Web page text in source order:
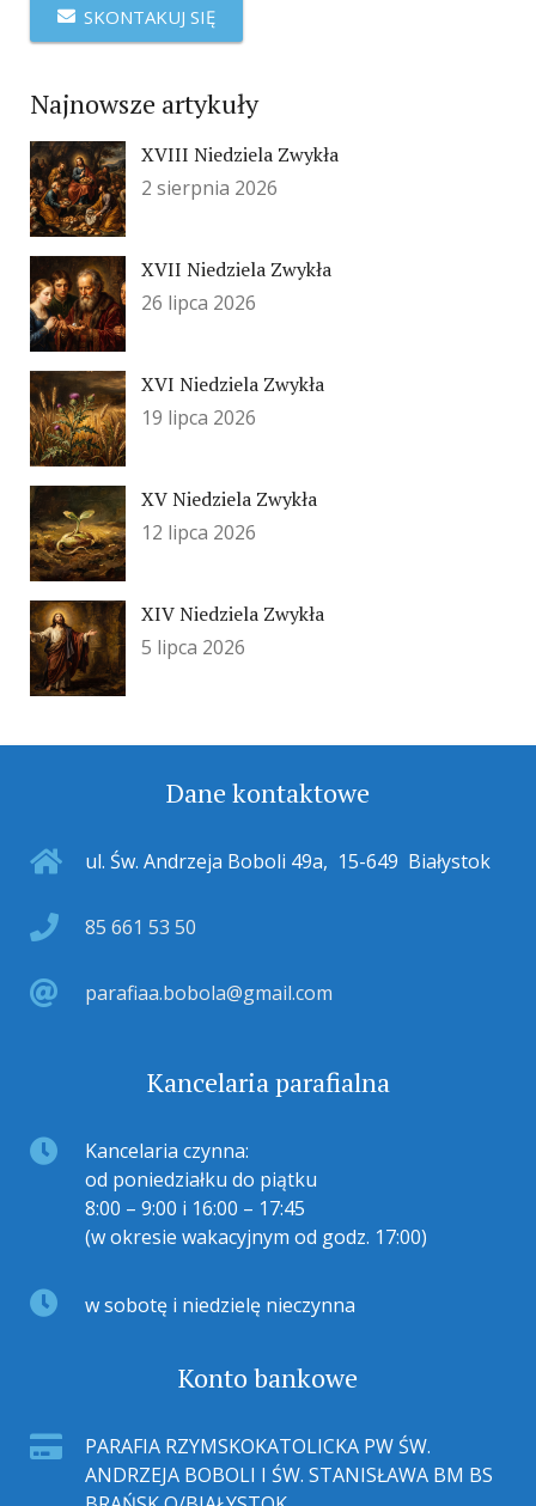
SKONTAKUJ SIĘ
Najnowsze artykuły
XVIII Niedziela Zwykła
2 sierpnia 2026
XVII Niedziela Zwykła
26 lipca 2026
XVI Niedziela Zwykła
19 lipca 2026
XV Niedziela Zwykła
12 lipca 2026
XIV Niedziela Zwykła
5 lipca 2026
Dane kontaktowe
ul. Św. Andrzeja Boboli 49a, 15-649 Białystok
85 661 53 50
parafiaa.bobola@gmail.com
Kancelaria parafialna
Kancelaria czynna:
od poniedziałku do piątku
8:00 – 9:00 i 16:00 – 17:45
(w okresie wakacyjnym od godz. 17:00)
w sobotę i niedzielę nieczynna
Konto bankowe
PARAFIA RZYMSKOKATOLICKA PW ŚW.
ANDRZEJA BOBOLI I ŚW. STANISŁAWA BM BS